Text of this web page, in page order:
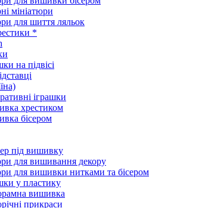
мініатюри
для шиття ляльок
*
на підвісі
іграшки
хрестиком
бісером
під вишивку
для вишивання декору
для вишивки нитками та бісером
у пластику
вишивка
прикраси